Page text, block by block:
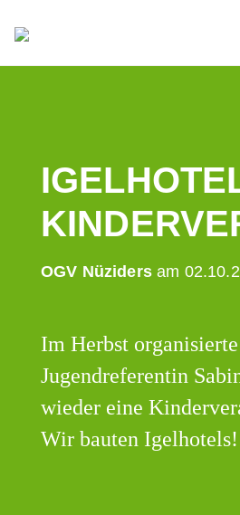
OGV Nüzidersam
Im Herbst organisierte
Jugendreferentin
wieder eine
Wir bauten Igelhotels!